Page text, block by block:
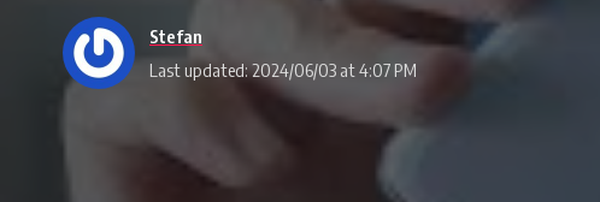
Last updated: 2024/06/03 at 4:07 PM
Stefan